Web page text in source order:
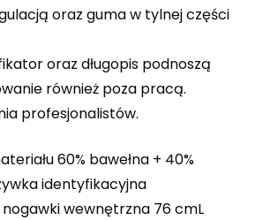
oraz guma w tylnej części
oraz długopis podnoszą
również poza pracą.
profesjonalistów.
60% bawełna + 40%
identyfikacyjna
wewnętrzna 76 cmL